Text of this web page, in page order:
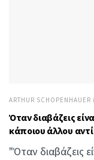
ARTHUR
Όταν διαβάζεις
κάποιου άλλου
"Όταν διαβάζεις